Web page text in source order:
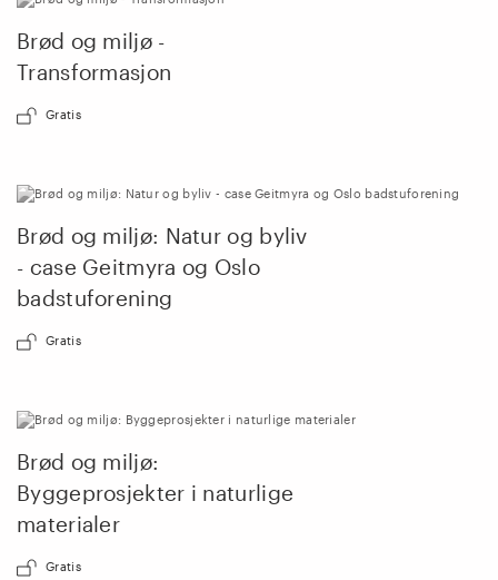
Brød og miljø -
Transformasjon
Gratis
Brød og miljø: Natur og byliv
- case Geitmyra og Oslo
badstuforening
Gratis
Brød og miljø:
Byggeprosjekter i naturlige
materialer
Gratis